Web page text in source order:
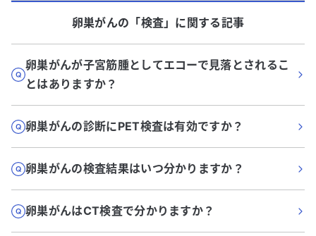
卵巣がんの「検査」に関する記事
卵巣がんが子宮筋腫としてエコーで見落とされるこ
とはありますか？
卵巣がんの診断にPET検査は有効ですか？
卵巣がんの検査結果はいつ分かりますか？
卵巣がんはCT検査で分かりますか？